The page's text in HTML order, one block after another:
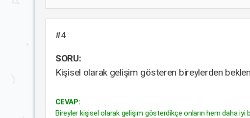
#4
SORU:
Kişisel olarak gelişim gösteren bireylerden
CEVAP:
Bireyler kişisel olarak gelişim gösterdikçe onların hem daha iyi